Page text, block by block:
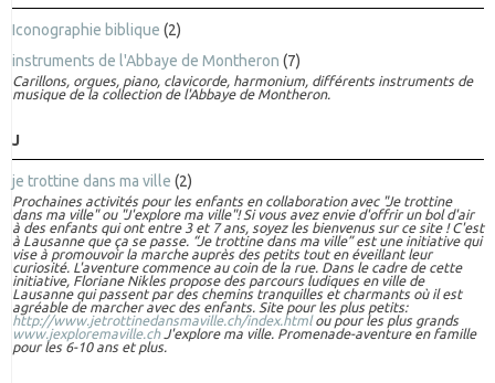
Iconographie biblique (2)
instruments de l'Abbaye de Montheron (7)
Carillons, orgues, piano, clavicorde, harmonium, différents instruments de
musique de la collection de l'Abbaye de Montheron.
J
je trottine dans ma ville (2)
Prochaines activités pour les enfants en collaboration avec "Je trottine
dans ma ville" ou "J'explore ma ville"! Si vous avez envie d'offrir un bol d'air
à des enfants qui ont entre 3 et 7 ans, soyez les bienvenus sur ce site ! C'est
à Lausanne que ça se passe. “Je trottine dans ma ville” est une initiative qui
vise à promouvoir la marche auprès des petits tout en éveillant leur
curiosité. L'aventure commence au coin de la rue. Dans le cadre de cette
initiative, Floriane Nikles propose des parcours ludiques en ville de
Lausanne qui passent par des chemins tranquilles et charmants où il est
agréable de marcher avec des enfants. Site pour les plus petits:
http://www.jetrottinedansmaville.ch/index.htmlou pour les plus grands
www.jexploremaville.chJ'explore ma ville. Promenade-aventure en famille
pour les 6-10 ans et plus.